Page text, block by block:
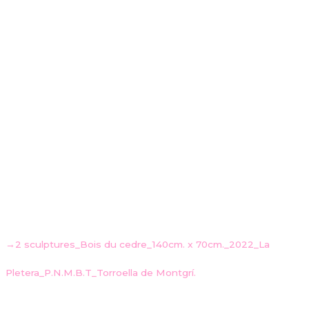
→2 sculptures_Bois du cedre_140cm. x 70cm._2022_La
Pletera_P.N.M.B.T_Torroella de Montgrí.